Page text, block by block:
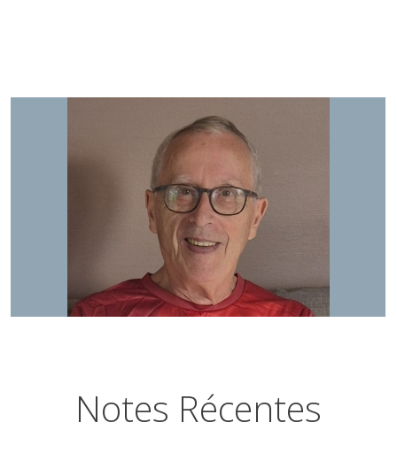
Notes Récentes